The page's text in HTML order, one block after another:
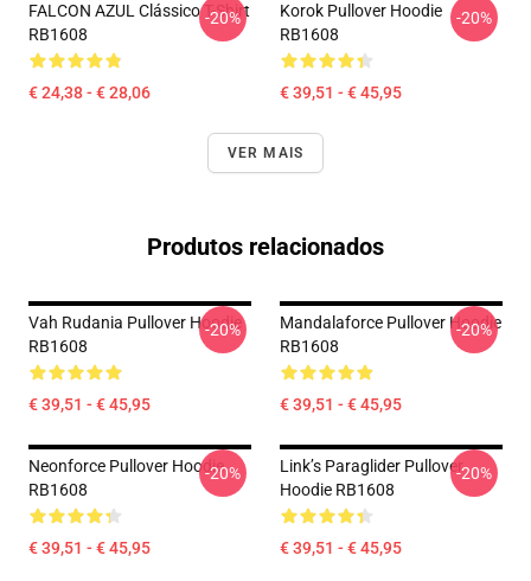
FALCON AZUL Clássico T-Shirt
RB1608
€ 24,38 - € 28,06
-20%
Korok Pullover Hoodie
RB1608
€ 39,51 - € 45,95
-20%
VER MAIS
Produtos relacionados
Vah Rudania Pullover Hoodie
RB1608
€ 39,51 - € 45,95
-20%
Mandalaforce Pullover Hoodie
RB1608
€ 39,51 - € 45,95
-20%
Neonforce Pullover Hoodie
RB1608
€ 39,51 - € 45,95
-20%
Link’s Paraglider Pullover
Hoodie RB1608
€ 39,51 - € 45,95
-20%